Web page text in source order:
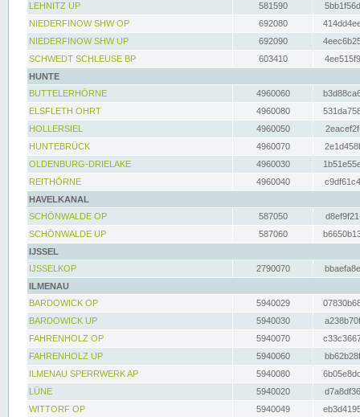
LEHNITZ UP
581590
NIEDERFINOW SHW OP
692080
NIEDERFINOW SHW UP
692090
SCHWEDT SCHLEUSE BP
603410
HUNTE
BUTTELERHÖRNE
4960060
ELSFLETH OHRT
4960080
HOLLERSIEL
4960050
HUNTEBRÜCK
4960070
OLDENBURG-DRIELAKE
4960030
REITHÖRNE
4960040
HAVELKANAL
SCHÖNWALDE OP
587050
SCHÖNWALDE UP
587060
IJSSEL
IJSSELKOP
2790070
ILMENAU
BARDOWICK OP
5940029
BARDOWICK UP
5940030
FAHRENHOLZ OP
5940070
FAHRENHOLZ UP
5940060
ILMENAU SPERRWERK AP
5940080
LÜNE
5940020
WITTORF OP
5940049